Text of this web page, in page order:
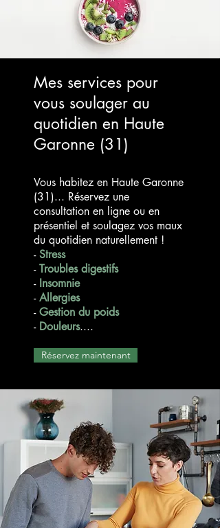
Mes services pour
vous soulager au
quotidien en Haute
Garonne (31)
Vous habitez en Haute Garonne
(31)... Réservez une
consultation en ligne ou en
présentiel et soulagez vos maux
du quotidien naturellement !
-Stress
-Troubles digestifs
- Insomnie
-Allergies
-Gestion du poids
- Douleurs....
Réservez maintenant